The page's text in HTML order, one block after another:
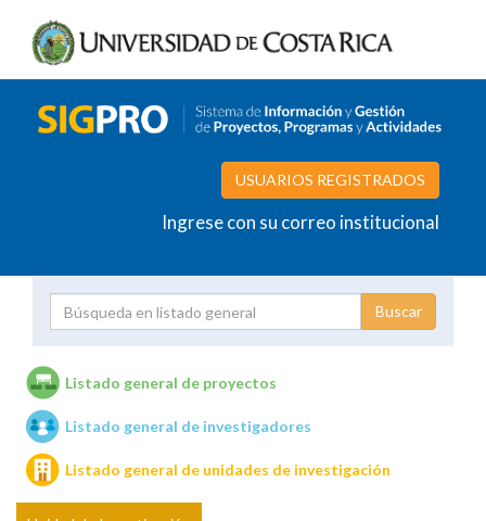
USUARIOS REGISTRADOS
Ingrese con su correo institucional
Unidades de investigación
Listado general de proyectos
Listado general de investigadores
Listado general de unidades de investigación